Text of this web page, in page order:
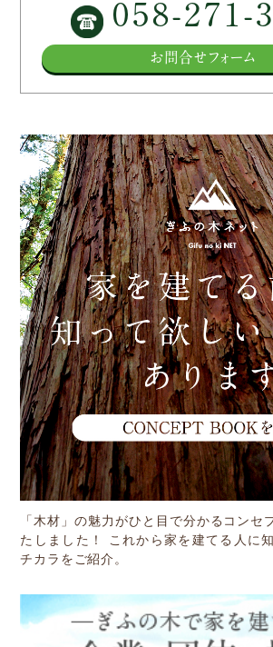
058-271-
お問合せフォーム
「木材」の魅力がひと目で分かるコンセ
たしました！ これから家を建てる人に
チカラをご紹介。